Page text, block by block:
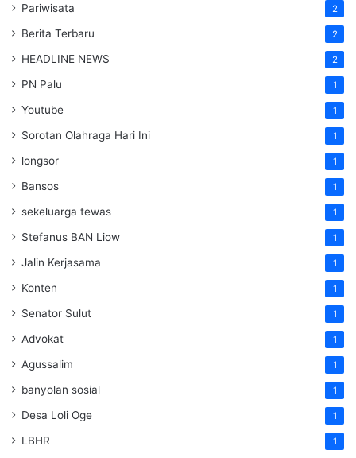
Pariwisata 2
Berita Terbaru 2
HEADLINE NEWS 2
PN Palu 1
Youtube 1
Sorotan Olahraga Hari Ini 1
longsor 1
Bansos 1
sekeluarga tewas 1
Stefanus BAN Liow 1
Jalin Kerjasama 1
Konten 1
Senator Sulut 1
Advokat 1
Agussalim 1
banyolan sosial 1
Desa Loli Oge 1
LBHR 1